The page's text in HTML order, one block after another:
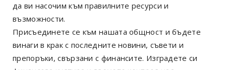
да ви насочим към правилните ресурси и
възможности.
Присъединете се към нашата общност и бъдете
винаги в крак с последните новини, съвети и
препоръки, свързани с финансите. Изградете си